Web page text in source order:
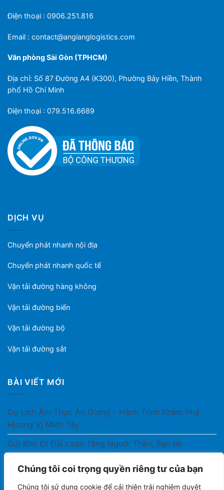
Chúng tôi coi trọng quyền riêng tư của bạn
Chúng tôi sử dụng cookie để cải thiện trải nghiệm duyệt
Điện thoại : 0906.251.816
Email : contact@angianglogistics.com
Văn phòng Sài Gòn (TPHCM)
Địa chỉ: Số 87 Đường A4 (K300), Phường Bảy Hiền, Thành
phố Hồ Chí Minh
Điện thoại : 079.516.6689
DỊCH VỤ
Chuyển phát nhanh nội địa
Chuyển phát nhanh quốc tế
Vận tải đường hàng không
Vận tải đường biển
Vận tải đường bộ
Vận tải đường sắt
BÀI VIẾT MỚI
Du Lịch Ẩm Thực An Giang – Hành Trình Khám Phá
Hương Vị Miền Tây
Gửi Khô Đi Đài Loan Tặng Người Thân, Bạn Bè
Gửi Thuốc Cho Người Thân Ở Nước Ngoài Có Được
Không?